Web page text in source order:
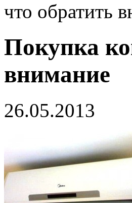
что обратить
Покупка
внимание
26.05.2013